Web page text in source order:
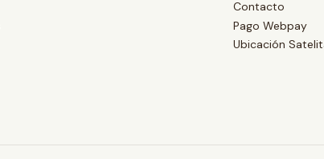
Contacto
Pago Webpay
Ubicación